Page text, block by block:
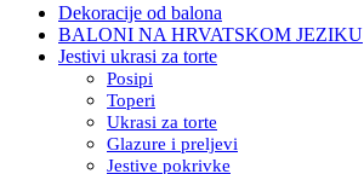
Dekoracije od balona
BALONI NA HRVATSKOM JEZIKU
Jestivi ukrasi za torte
Posipi
Toperi
Ukrasi za torte
Glazure i preljevi
Jestive pokrivke